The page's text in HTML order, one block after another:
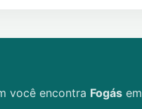
você encontra Fogás em